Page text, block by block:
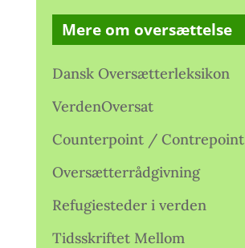
Mere om oversættelse
Dansk Oversætterleksikon
VerdenOversat
Counterpoint / Contrepoint
Oversætterrådgivning
Refugiesteder i verden
Tidsskriftet Mellom